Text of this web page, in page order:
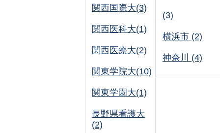
関西国際大(3)
関西医科大(1)
関西医療大(2)
関東学院大(10)
関東学園大(1)
長野県看護大
(2)
(3)
横浜市 (2)
神奈川 (4)